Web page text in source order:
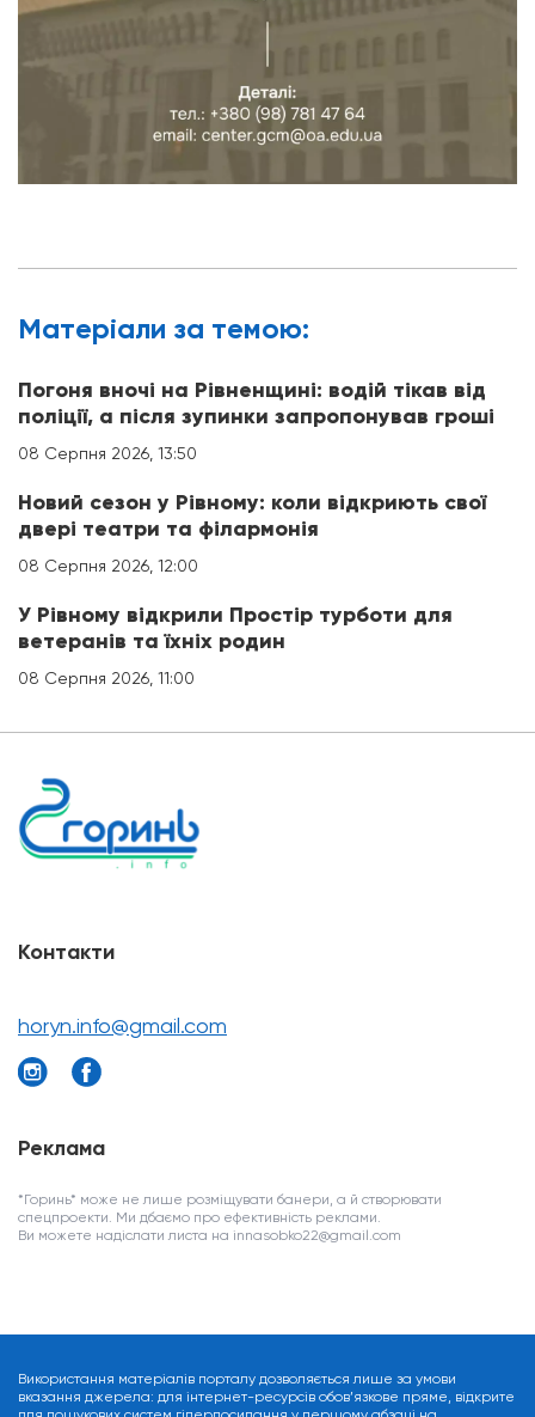
Матерiали за темою:
Погоня вночі на Рівненщині: водій тікав від
поліції, а після зупинки запропонував гроші
08 Серпня 2026, 13:50
Новий сезон у Рівному: коли відкриють свої
двері театри та філармонія
08 Серпня 2026, 12:00
У Рівному відкрили Простір турботи для
ветеранів та їхніх родин
08 Серпня 2026, 11:00
Контакти
horyn.info@gmail.com
Реклама
*Горинь* може не лише розміщувати банери, а й створювати
спецпроекти. Ми дбаємо про ефективність реклами.
Ви можете надіслати листа на innasobko22@gmail.com
Використання матеріалів порталу дозволяється лише за умови
вказання джерела: для інтернет-ресурсів обов’язкове пряме, відкрите